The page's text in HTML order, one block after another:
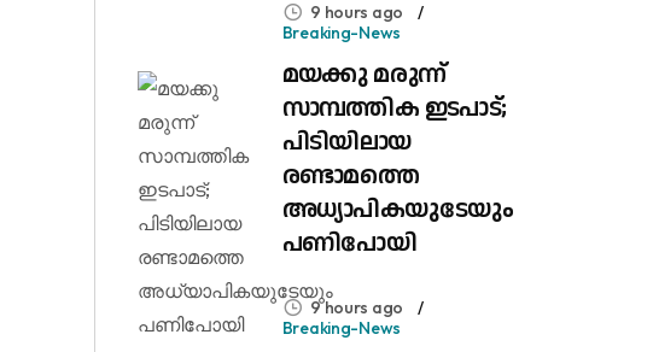
9 hours ago
Breaking-News
മയക്കു മരുന്ന്
സാമ്പത്തിക ഇടപാട്;
പിടിയിലായ
രണ്ടാമത്തെ
അധ്യാപികയുടേയും
പണിപോയി
9 hours ago
Breaking-News